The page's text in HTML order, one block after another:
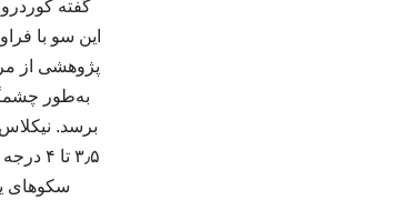
این سو با
پژوهشی از
برسد.
۳٫۵
سکوهای